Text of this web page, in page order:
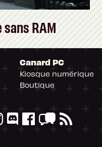
sans RAM
Canard PC
Kiosque numérique
Boutique